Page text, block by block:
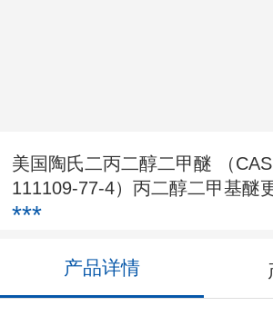
美国陶氏二丙二醇二甲醚 （CAS
111109-77-4）丙二醇二甲基醚
***
产品详情